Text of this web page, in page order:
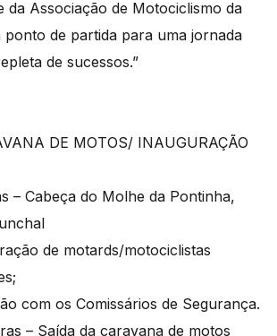
da Associação de Motociclismo da
ponto de partida para uma jornada
de sucessos.”
DE MOTOS/ INAUGURAÇÃO
– Cabeça do Molhe da Pontinha,
de motards/motociclistas
com os Comissários de Segurança.
– Saída da caravana de motos